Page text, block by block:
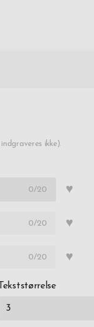
ikke).
0/20 ♥
0/20 ♥
0/20 ♥
Tekststørrelse